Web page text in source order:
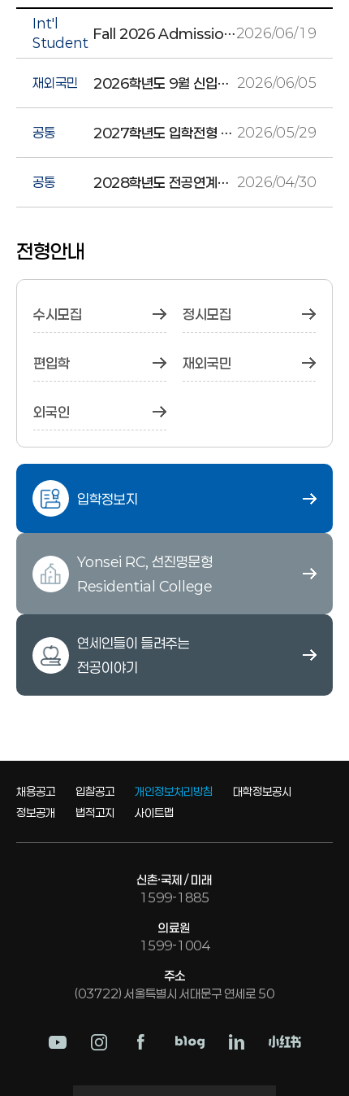
Int'l
Student
Fall 2026 Admission Results for International students2026/06/19
재외국민 2026학년도 9월 신입학 재외국민전형 최종합격자 발표 2026/06/05
공통 2027학년도 입학전형 시행계획(2026.5. 수정 반영) 2026/05/29
공통 2028학년도 전공연계과목 선택 가이드라인 안내 2026/04/30
전형안내
수시모집 정시모집
편입학 재외국민
외국인
입학정보지
Yonsei RC, 선진명문형
Residential College
연세인들이 들려주는
전공이야기
채용공고 입찰공고 개인정보처리방침
대학정보공시
정보공개
법적고지 사이트맵
신촌·국제 / 미래
1599-1885
의료원
1599-1004
주소
(03722) 서울특별시 서대문구 연세로 50